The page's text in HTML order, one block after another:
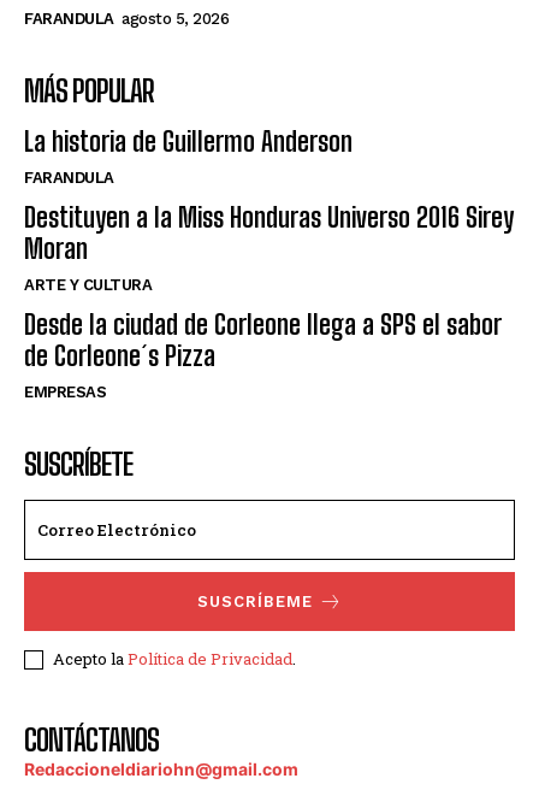
FARANDULA agosto 5, 2026
MÁS POPULAR
La historia de Guillermo Anderson
FARANDULA
Destituyen a la Miss Honduras Universo 2016 Sirey
Moran
ARTE Y CULTURA
Desde la ciudad de Corleone llega a SPS el sabor
de Corleone´s Pizza
EMPRESAS
SUSCRÍBETE
SUSCRÍBEME
Acepto laPolítica de Privacidad.
CONTÁCTANOS
Redaccioneldiariohn@gmail.com